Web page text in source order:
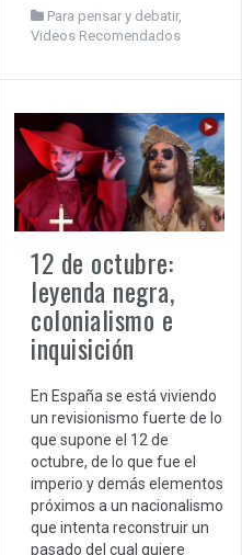
Para pensar y debatir,
Videos Recomendados
12 de octubre:
leyenda negra,
colonialismo e
inquisición
En España se está viviendo
un revisionismo fuerte de lo
que supone el 12 de
octubre, de lo que fue el
imperio y demás elementos
próximos a un nacionalismo
que intenta reconstruir un
pasado del cual quiere